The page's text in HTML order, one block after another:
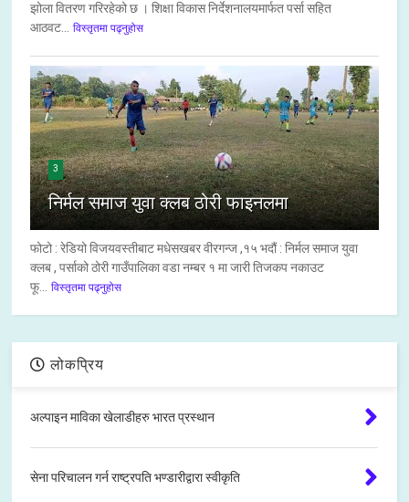
झोला वितरण गरिरहेको छ । शिक्षा विकास निर्देशनालयमार्फत पर्सा सहित
आठवट... विस्तृतमा पढ्नुहोस
3
निर्मल समाज युवा क्लब ठोरी फाइनलमा
फोटो : रेडियो विजयवस्तीबाट मधेसखबर वीरगन्ज ,१५ भदौं : निर्मल समाज युवा
क्लब , पर्साको ठोरी गाउँपालिका वडा नम्बर १ मा जारी तिजकप नकाउट
फू... विस्तृतमा पढ्नुहोस
लोकप्रिय
अल्पाइन माविका खेलाडीहरु भारत प्रस्थान
सेना परिचालन गर्न राष्ट्रपति भण्डारीद्वारा स्वीकृति